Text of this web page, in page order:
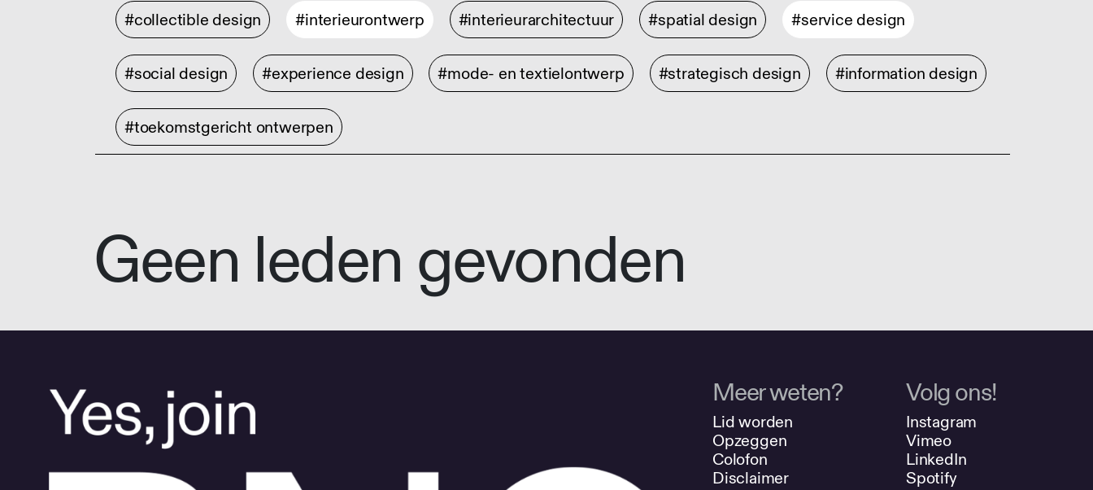
#collectible design #interieurontwerp #interieurarchitectuur #spatial design #service design
#social design #experience design #mode- en textielontwerp #strategisch design #information design
#toekomstgericht ontwerpen
Geen leden gevonden
Meer weten?
Lid worden
Opzeggen
Colofon
Disclaimer
Volg ons!
Instagram
Vimeo
LinkedIn
Spotify